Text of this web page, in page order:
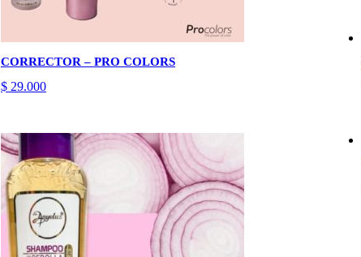
CORRECTOR – PRO COLORS
$29.000